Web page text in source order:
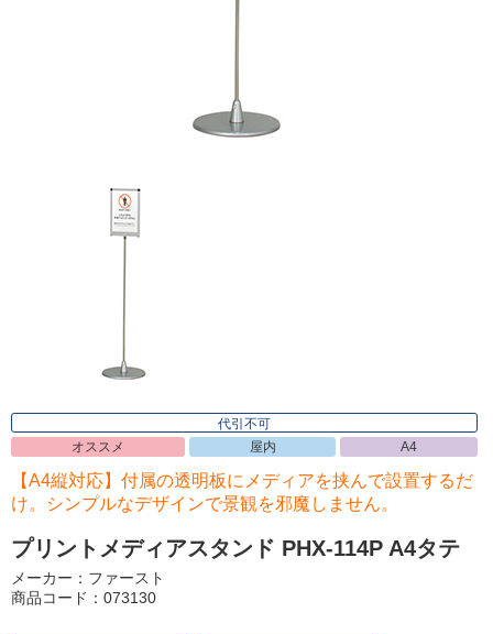
代引不可
オススメ
屋内 A4
【A4縦対応】付属の透明板にメディアを挟んで設置するだ
け。シンプルなデザインで景観を邪魔しません。
プリントメディアスタンド PHX-114P A4タテ
メーカー：ファースト
商品コード：073130